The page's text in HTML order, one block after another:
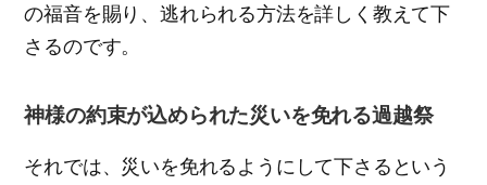
の福音を賜り、逃れられる方法を詳しく教えて下
さるのです。
神様の約束が込められた災いを免れる過越祭
それでは、災いを免れるようにして下さるという